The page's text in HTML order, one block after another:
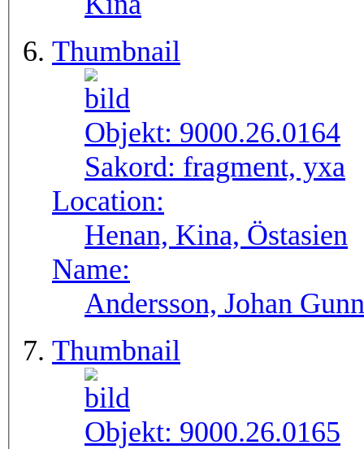
Thumbnail
Objekt: 9000.26.0164
Sakord: fragment, yxa
Location:
Henan, Kina, Östasien
Name:
Andersson, Johan
Thumbnail
Objekt: 9000.26.0165